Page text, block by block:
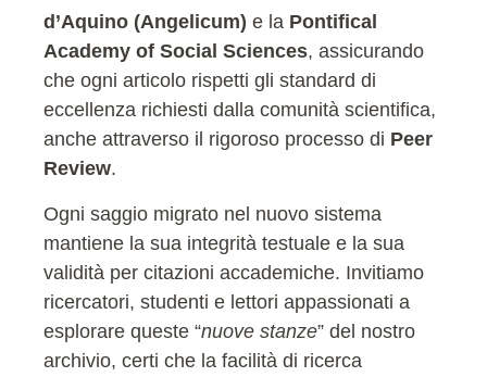
d’Aquino (Angelicum) e la Pontifical
Academy of Social Sciences, assicurando
che ogni articolo rispetti gli standard di
eccellenza richiesti dalla comunità scientifica,
anche attraverso il rigoroso processo di Peer
Review.
Ogni saggio migrato nel nuovo sistema
mantiene la sua integrità testuale e la sua
validità per citazioni accademiche. Invitiamo
ricercatori, studenti e lettori appassionati a
esplorare queste “nuove stanze” del nostro
archivio, certi che la facilità di ricerca